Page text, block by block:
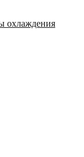
охлаждения